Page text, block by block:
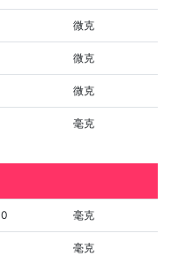
微克
微克
微克
毫克
毫克
毫克